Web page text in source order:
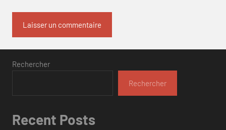
Rechercher
Rechercher
Recent Posts